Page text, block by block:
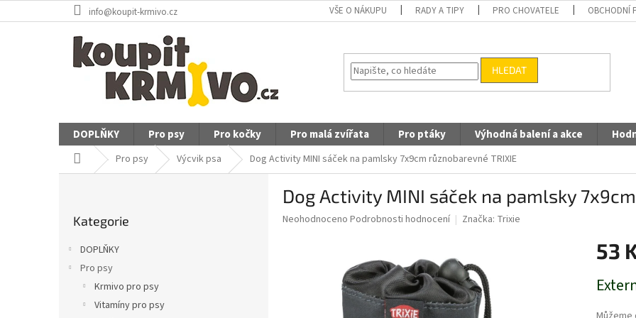
na
info@koupit-krmivo.cz VŠE O NÁKUPU RADY A TIPY PRO CHOVATELE OBCHODNÍ
HLEDAT
DOPLŇKY Pro psy Pro kočky Pro malá zvířata Pro ptáky Výhodná balení a akce
Domů Pro psy Výcvik psa Dog Activity MINI sáček na pamlsky 7x9cm různobarevné TRIXIE
kategorie
Kategorie
DOPLŇKY
Pro psy
Krmivo pro psy
Vitamíny pro psy
Dog Activity MINI sáček na pamlsky
Průměrné
Neohodnoceno Podrobnosti hodnocení Značka: Trixie
53
cena: